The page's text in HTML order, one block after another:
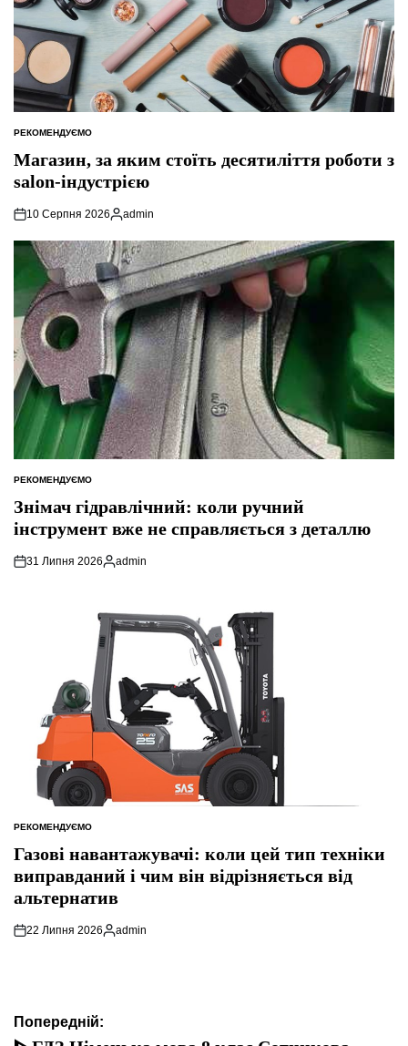
ОПУБЛІКУВАТИ
РЕКОМЕНДУЄМО
Магазин, за яким стоїть десятиліття роботи з
salon-індустрією
10 Серпня 2026
Опубліковано
admin
ОПУБЛІКУВАТИ
РЕКОМЕНДУЄМО
Знімач гідравлічний: коли ручний
інструмент вже не справляється з деталлю
31 Липня 2026
Опубліковано
admin
ОПУБЛІКУВАТИ
РЕКОМЕНДУЄМО
Газові навантажувачі: коли цей тип техніки
виправданий і чим він відрізняється від
альтернатив
22 Липня 2026
Опубліковано
admin
Навігація
Попередній: